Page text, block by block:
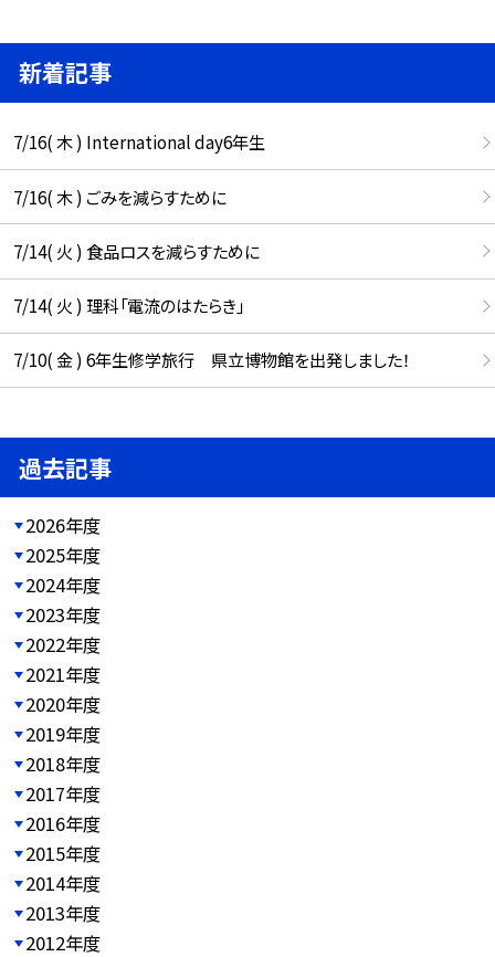
新着記事
7/16( 木 ) International day6年生
7/16( 木 ) ごみを減らすために
7/14( 火 ) 食品ロスを減らすために
7/14( 火 ) 理科「電流のはたらき」
7/10( 金 ) 6年生修学旅行 県立博物館を出発しました！
過去記事
2026年度
2025年度
2024年度
2023年度
2022年度
2021年度
2020年度
2019年度
2018年度
2017年度
2016年度
2015年度
2014年度
2013年度
2012年度